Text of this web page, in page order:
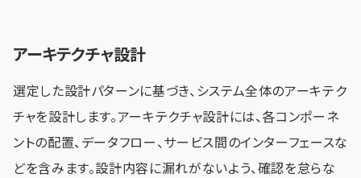
アーキテクチャ設計
選定した設計パターンに基づき、システム全体のアーキテク
チャを設計します。アーキテクチャ設計には、各コンポーネ
ントの配置、データフロー、サービス間のインターフェースな
どを含みます。設計内容に漏れがないよう、確認を怠らな